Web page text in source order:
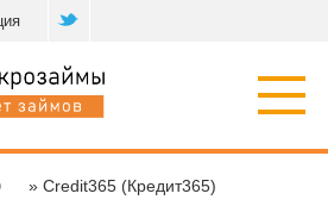
» Credit365 (Кредит365)